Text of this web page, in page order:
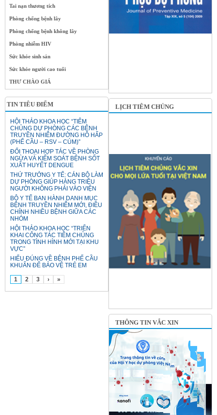
Tai nạn thương tích
Phòng chống bệnh lây
Phòng chống bệnh không lây
Phòng nhiễm HIV
Sức khỏe sinh sản
Sức khỏe người cao tuổi
THƯ CHÀO GIÁ
TIN TIÊU ĐIỂM
HỘI THẢO KHOA HỌC “TIÊM
CHỦNG DỰ PHÒNG CÁC BỆNH
TRUYỀN NHIỄM ĐƯỜNG HÔ HẤP
(PHẾ CẦU – RSV – CÚM)”
ĐỐI THOẠI HỢP TÁC VỀ PHÒNG
NGỪA VÀ KIỂM SOÁT BỆNH SỐT
XUẤT HUYẾT DENGUE
THỨ TRƯỞNG Y TẾ: CÁN BỘ LÀM
DỰ PHÒNG GIÚP HÀNG TRIỆU
NGƯỜI KHÔNG PHẢI VÀO VIỆN
BỘ Y TẾ BAN HÀNH DANH MỤC
BỆNH TRUYỀN NHIỄM MỚI, ĐIỀU
CHỈNH NHIỀU BỆNH GIỮA CÁC
NHÓM
HỘI THẢO KHOA HỌC “TRIỂN
KHAI CÔNG TÁC TIÊM CHỦNG
TRONG TÌNH HÌNH MỚI TẠI KHU
VỰC”
HIỂU ĐÚNG VỀ BỆNH PHẾ CẦU
KHUẨN ĐỂ BẢO VỆ TRẺ EM
1 2 3 › »
LỊCH TIÊM CHỦNG
THÔNG TIN VẮC XIN